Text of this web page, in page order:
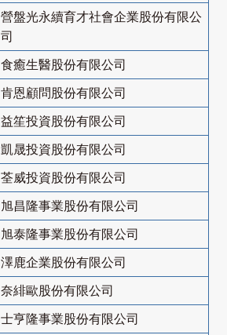
營盤光永續育才社會企業股份有限公
司
食癒生醫股份有限公司
肯恩顧問股份有限公司
益笙投資股份有限公司
凱晟投資股份有限公司
荃威投資股份有限公司
旭昌隆事業股份有限公司
旭泰隆事業股份有限公司
澤鹿企業股份有限公司
奈緋歐股份有限公司
士亨隆事業股份有限公司